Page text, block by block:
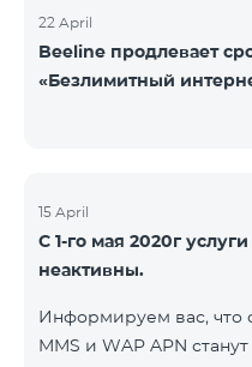
22 April
Beeline продлевает
«Безлимитный
15 April
С 1-го мая 2020г
неактивны.
Информируем вас, что
MMS и WAP APN